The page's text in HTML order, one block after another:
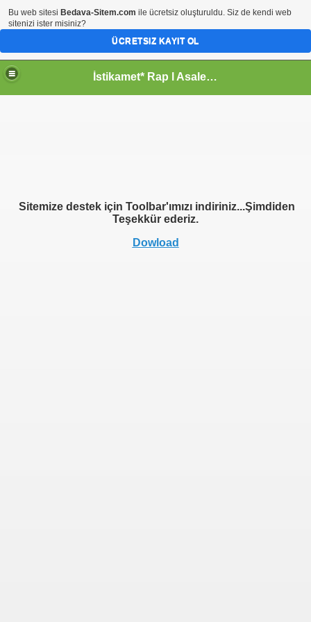
İstikamet* Rap l Asalet l Esaret l Almera l Ehza
Sitemize destek için Toolbar'ımızı indiriniz...Şimdiden
Teşekkür ederiz.
Dowload
Bu web sitesi Bedava-Sitem.com ile ücretsiz oluşturuldu. Siz de kendi web
sitenizi ister misiniz?
ÜCRETSIZ KAYIT OL